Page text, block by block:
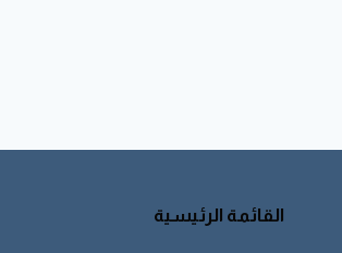
القائمة الرئيسية